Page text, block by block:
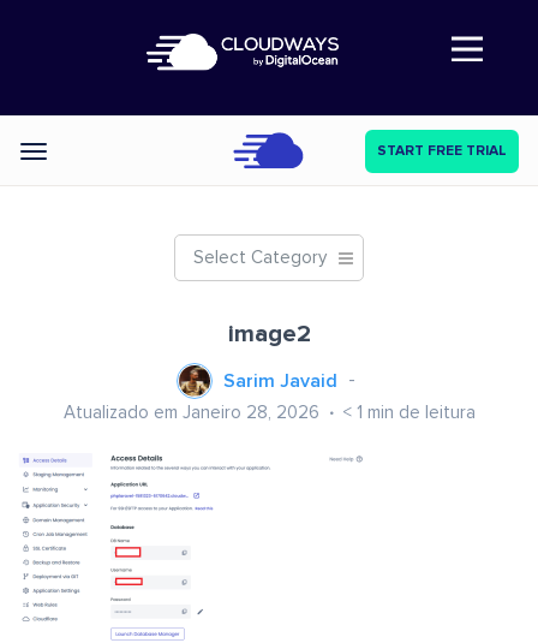
Abre a navegação
Categories START FREE TRIAL
Select Category
image2
Sarim Javaid
Atualizado em Janeiro 28, 2026 < 1 min de leitura